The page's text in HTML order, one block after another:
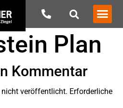
Plan
Kommentar
nicht veröffentlicht. Erforderliche